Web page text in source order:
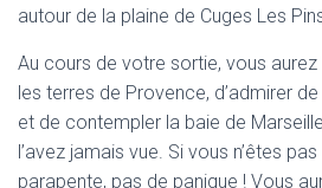
autour de la plaine de Cuges Les
Au cours de votre sortie, vous
les terres de Provence, d’admirer
et de contempler la baie de
l’avez jamais vue. Si vous n’êtes
parapente, pas de panique ! Vous